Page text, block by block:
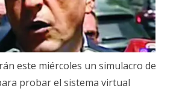
este miércoles un simulacro de
probar el sistema virtual